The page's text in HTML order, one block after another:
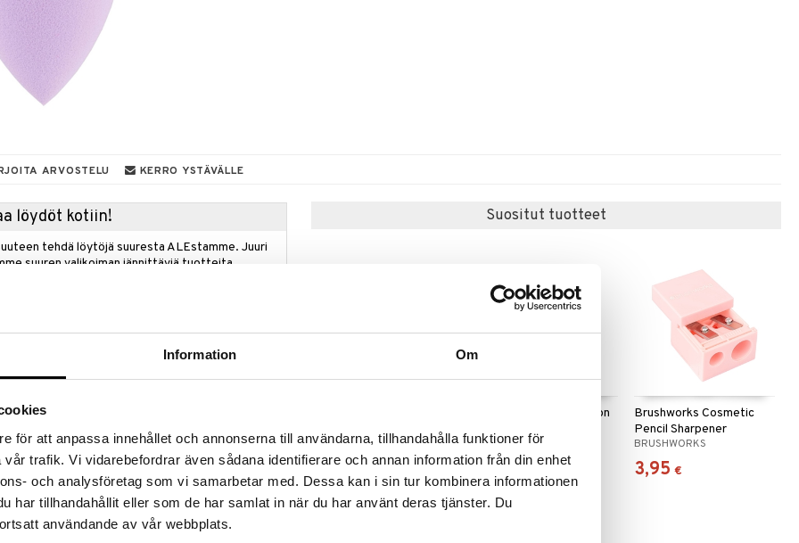
Information Om
för att anpassa innehållet och annonserna till användarna, tillhandahålla funktioner för
trafik. Vi vidarebefordrar även sådana identifierare och annan information från din enhet
och analysföretag som vi samarbetar med. Dessa kan i sin tur kombinera informationen
har tillhandahållit eller som de har samlat in när du har använt deras tjänster. Du
användande av vår webbplats.
ARVOSTELU KERRO YSTÄVÄLLE
löydöt kotiin!
tehdä löytöjä suuresta ALEstamme. Juuri
suuren valikoiman jännittäviä tuotteita
Sponge on korkealaatuinen meikkisieni, joka on
ja antaa tasaisen peittävyyden. Se on
täydellisen tuloksen. Suurempi puoli ja
silmien ja nenän ympäristö.
että kostutettuna riippuen toivomastasi
peittävyyden, kostutettu vähäisemmän).
sekä nestmäisen että puuterimaisen meikin
Suositut tuotteet
BRUSHWORKS
5,95
Brushworks Complexion
BRUSHWORKS
5,95
Brushworks Cosmetic
Pencil Sharpener
BRUSHWORKS
3,95 €